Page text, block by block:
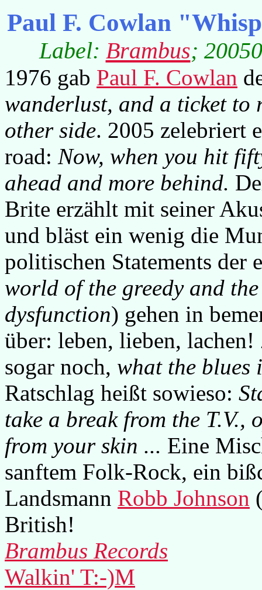
Paul F. Cowlan
Label: Brambus;
1976 gab Paul F. Cowlan
wanderlust, and a ticket to
other side. 2005 zelebriert
road: Now, when you hit
ahead and more behind.
Brite erzählt mit seiner
und bläst ein wenig die
politischen Statements der
world of the greedy and
dysfunction) gehen in
über: leben, lieben,
sogar noch, what the blues
Ratschlag heißt sowieso:
take a break from the T.V.,
from your skin ... Eine
sanftem Folk-Rock, ein
Landsmann Robb Johnson
British!
Brambus Records
Walkin' T:-)M